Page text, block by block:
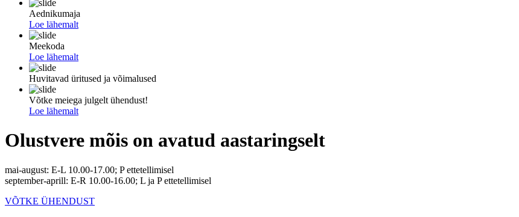
Aednikumaja
Loe lähemalt
Meekoda
Loe lähemalt
Huvitavad üritused ja võimalused
Võtke meiega julgelt ühendust!
Loe lähemalt
Olustvere mõis on avatud aastaringselt
mai-august: E-L 10.00-17.00; P ettetellimisel
september-aprill: E-R 10.00-16.00; L ja P ettetellimisel
VÕTKE ÜHENDUST